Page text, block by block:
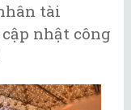
tài
nhật công